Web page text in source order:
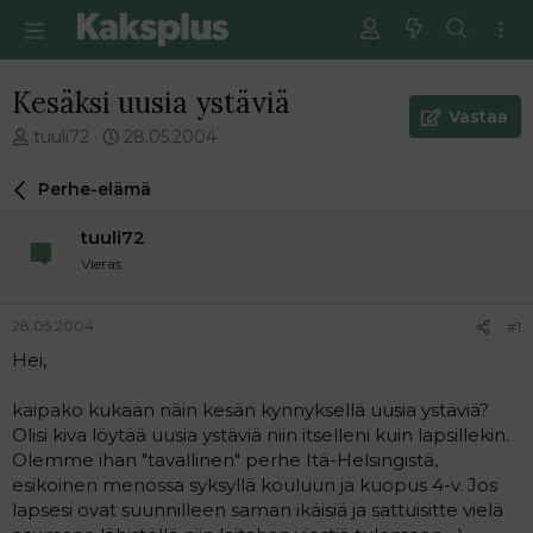
Kesäksi uusia ystäviä
V
e
i
t
u
a
l
o
i
t
t
tuuli72
E
s
m
i
e
s
i
28.05.2004
Vastaa
Perhe-elämä
tuuli72
Vieras
28.05.2004 #1
Hei,
kaipako kukaan näin kesän kynnyksellä uusia ystäviä?
Olisi kiva löytää uusia ystäviä niin itselleni kuin lapsillekin.
Olemme ihan "tavallinen" perhe Itä-Helsingistä,
esikoinen menossa syksyllä kouluun ja kuopus 4-v. Jos
lapsesi ovat suunnilleen saman ikäisiä ja sattuisitte vielä